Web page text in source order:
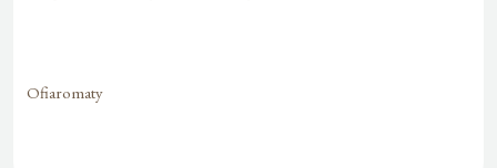
Ofiaromaty